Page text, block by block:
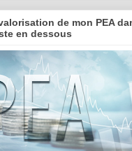
de mon PEA
en dessous